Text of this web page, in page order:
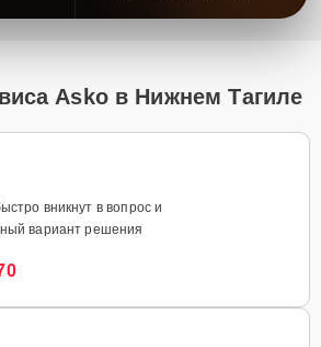
Asko в Нижнем Тагиле
вникнут в вопрос и
вариант решения